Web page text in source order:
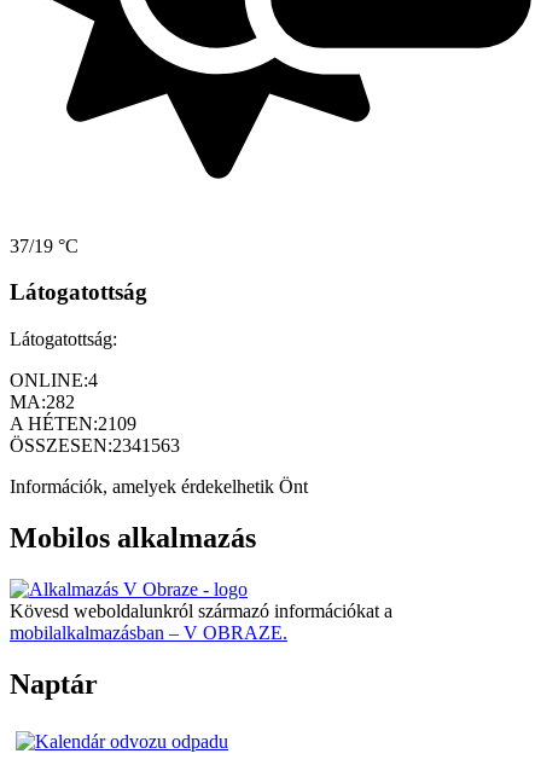
37/19 °C
Látogatottság
Látogatottság:
ONLINE:4
MA:282
A HÉTEN:2109
ÖSSZESEN:2341563
Információk, amelyek érdekelhetik Önt
Mobilos alkalmazás
Kövesd weboldalunkról származó információkat a
mobilalkalmazásban – V OBRAZE.
Naptár